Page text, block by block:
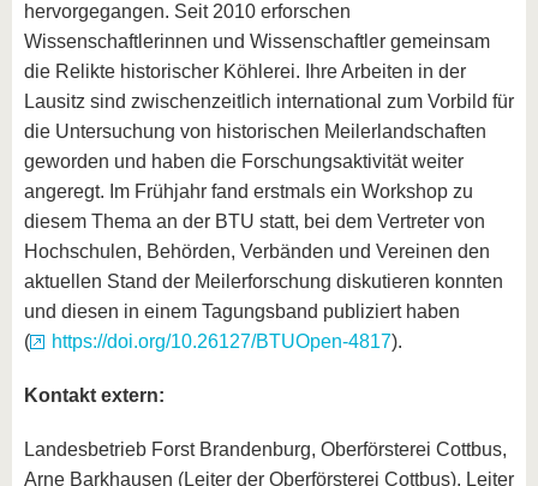
hervorgegangen. Seit 2010 erforschen
Wissenschaftlerinnen und Wissenschaftler gemeinsam
die Relikte historischer Köhlerei. Ihre Arbeiten in der
Lausitz sind zwischenzeitlich international zum Vorbild für
die Untersuchung von historischen Meilerlandschaften
geworden und haben die Forschungsaktivität weiter
angeregt. Im Frühjahr fand erstmals ein Workshop zu
diesem Thema an der BTU statt, bei dem Vertreter von
Hochschulen, Behörden, Verbänden und Vereinen den
aktuellen Stand der Meilerforschung diskutieren konnten
und diesen in einem Tagungsband publiziert haben
(
https://doi.org/10.26127/BTUOpen-4817).
Kontakt extern:
Landesbetrieb Forst Brandenburg, Oberförsterei Cottbus,
Arne Barkhausen (Leiter der Oberförsterei Cottbus), Leiter